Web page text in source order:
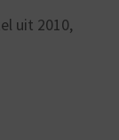
uit 2010,